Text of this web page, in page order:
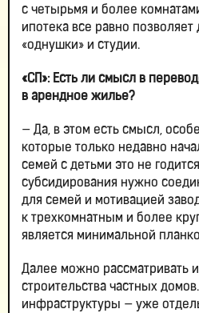
с четырьмя и более
ипотека все равно
«однушки» и студии.
«СП»: Есть ли смысл в
в арендное жилье?
— Да, в этом есть смысл,
которые только недавно
семей с детьми это не
субсидирования нужно
для семей и мотивацией
к трехкомнатным и более
является минимальной
Далее можно рассматривать
строительства частных
инфраструктуры — уже